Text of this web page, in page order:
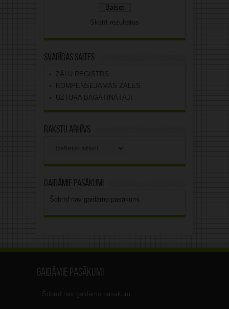
Skatīt rezultātus
Svarīgas saites
ZĀĻU REĢISTRS
KOMPENSĒJAMĀS ZĀLES
UZTURA BAGĀTINĀTĀJI
Rakstu arhīvs
Gaidāmie pasākumi
Šobrīd nav gaidāmo pasākumi.
Gaidāmie pasākumi
Šobrīd nav gaidāmo pasākumi.